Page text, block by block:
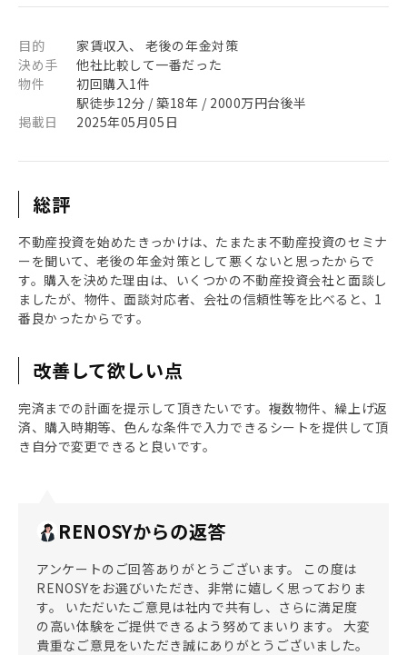
目的
家賃収入、 老後の年金対策
決め手
他社比較して一番だった
物件
初回購入1件
駅徒歩12分 / 築18年 / 2000万円台後半
掲載日
2025年05月05日
総評
不動産投資を始めたきっかけは、たまたま不動産投資のセミナ
ーを聞いて、老後の年金対策として悪くないと思ったからで
す。購入を決めた理由は、いくつかの不動産投資会社と面談し
ましたが、物件、面談対応者、会社の信頼性等を比べると、1
番良かったからです。
改善して欲しい点
完済までの計画を提示して頂きたいです。複数物件、繰上げ返
済、購入時期等、色んな条件で入力できるシートを提供して頂
き自分で変更できると良いです。
RENOSYからの返答
アンケートのご回答ありがとうございます。 この度は
RENOSYをお選びいただき、非常に嬉しく思っておりま
す。 いただいたご意見は社内で共有し、さらに満足度
の高い体験をご提供できるよう努めてまいります。 大変
貴重なご意見をいただき誠にありがとうございました。